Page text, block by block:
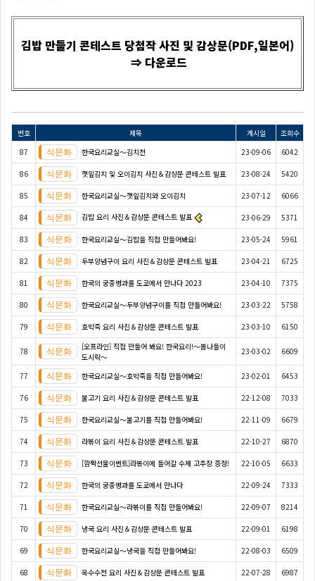
김밥 만들기 콘테스트 당첨작 사진 및 감상문(PDF,일본어)
⇒ 다운로드
번호 제목 게시일
조회수
87
한국요리교실〜김치전 23-09-06 6042
86 깻잎김치 및 오이김치 사진＆감상문 콘테스트 발표 23-08-24 5420
85 한국요리교실〜깻잎김치와 오이김치 23-07-12 6066
84 김밥 요리 사진＆감상문 콘테스트 발표 23-06-29 5371
83 한국요리교실〜김밥을 직접 만들어봐요! 23-05-24 5961
82 두부양념구이 요리 사진＆감상문 콘테스트 발표 23-04-21 6725
81 한국의 궁중병과를 도쿄에서 만나다 2023 23-04-10 7375
80 한국요리교실〜두부양념구이를 직접 만들어봐요! 23-03-22 5758
79 호박죽 요리 사진＆감상문 콘테스트 발표 23-03-10 6150
78
[오프라인] 직접 만들어 봐요! 한국요리!〜봄나들이
도시락〜
23-03-02 6609
77 한국요리교실〜호박죽을 직접 만들어봐요! 23-02-01 6453
76 불고기 요리 사진＆감상문 콘테스트 발표 22-12-08 7033
75 한국요리교실〜불고기를 직접 만들어봐요! 22-11-09 6679
74 라볶이 요리 사진＆감상문 콘테스트 발표 22-10-27 6870
73 [깜짝선물이벤트]라볶이에 들어갈 수제 고추장 증정! 22-10-05 6633
72 한국의 궁중병과를 도쿄에서 만나다 22-09-24 7333
71 한국요리교실〜라볶이를 직접 만들어봐요! 22-09-07 8214
70 냉국 요리 사진＆감상문 콘테스트 발표 22-09-01 6198
69 한국요리교실〜냉국을 직접 만들어봐요! 22-08-03 6509
68 옥수수전 요리 사진＆감상문 콘테스트 발표 22-07-28 6987